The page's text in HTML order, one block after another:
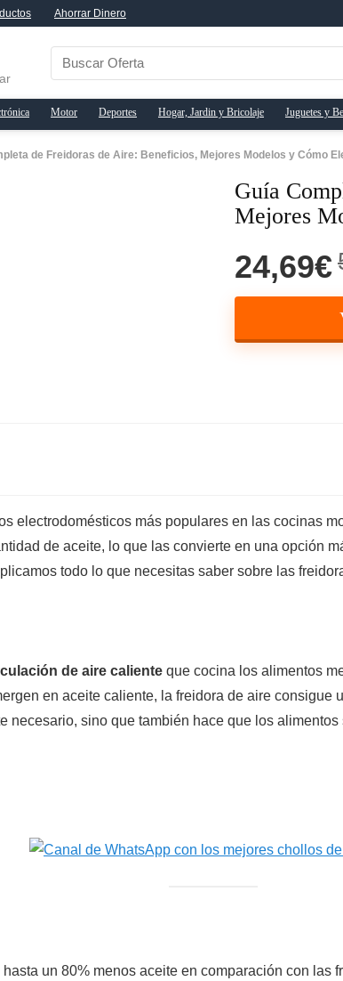
Ahorrar Dinero
Motor Deportes Hogar, Jardin y Bricolaje Juguetes y
de Freidoras de Aire: Beneficios, Mejores Modelos y Cómo
Guía
Mejores
24,69€
electrodomésticos más populares en las cocinas
de aceite, lo que las convierte en una opción
todo lo que necesitas saber sobre las
de aire caliente que cocina los alimentos
en aceite caliente, la freidora de aire
necesario, sino que también hace que los
un 80% menos aceite en comparación con